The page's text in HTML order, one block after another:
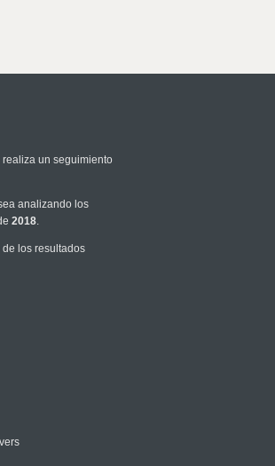
realiza un seguimiento
analizando los
2018.
los resultados